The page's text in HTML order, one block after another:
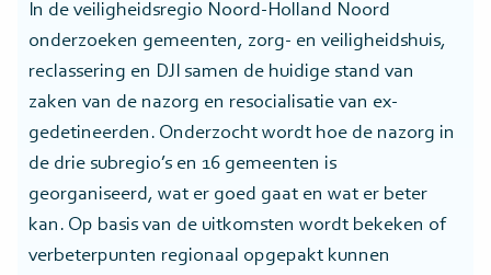
In de veiligheidsregio Noord-Holland Noord
onderzoeken gemeenten, zorg- en veiligheidshuis,
reclassering en DJI samen de huidige stand van
zaken van de nazorg en resocialisatie van ex-
gedetineerden. Onderzocht wordt hoe de nazorg in
de drie subregio’s en 16 gemeenten is
georganiseerd, wat er goed gaat en wat er beter
kan. Op basis van de uitkomsten wordt bekeken of
verbeterpunten regionaal opgepakt kunnen